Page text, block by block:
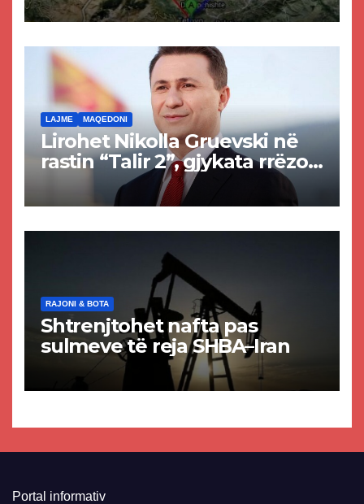
Tetovës nis punimet për
LAJME MAQEDONI
Lirohet Nikolla Gruevski në
rastin “Talir 2”, gjykata rrëzon
akuzat për ndërtimin e
paligjshëm të selisë së
RAJONI & BOTA
Shtrenjtohet nafta pas
sulmeve të reja SHBA–Iran
Portal informativ